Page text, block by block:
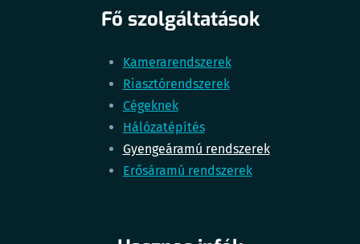
Fő szolgáltatások
Kamerarendszerek
Riasztórendszerek
Cégeknek
Hálózatépítés
Gyengeáramú rendszerek
Erősáramú rendszerek